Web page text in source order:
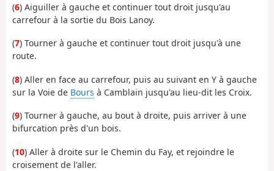
(6) Aiguiller à gauche et continuer tout droit jusqu'au
carrefour à la sortie du Bois Lanoy.
(7) Tourner à gauche et continuer tout droit jusqu'à une
route.
(8) Aller en face au carrefour, puis au suivant en Y à gauche
sur la Voie de Bours à Camblain jusqu'au lieu-dit les Croix.
(9) Tourner à gauche, au bout à droite, puis arriver à une
bifurcation près d'un bois.
(10) Aller à droite sur le Chemin du Fay, et rejoindre le
croisement de l'aller.